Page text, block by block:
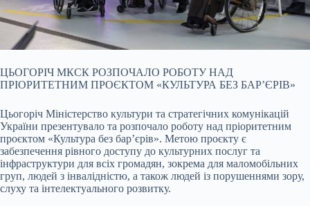
ЦЬОГОРІЧ МКСК РОЗПОЧАЛО РОБОТУ НАД
ПРІОРИТЕТНИМ ПРОЄКТОМ «КУЛЬТУРА БЕЗ БАР’ЄРІВ»
Цьогоріч Міністерство культури та стратегічних комунікацій
України презентувало та розпочало роботу над пріоритетним
проєктом «Культура без бар’єрів». Метою проєкту є
забезпечення рівного доступу до культурних послуг та
інфраструктури для всіх громадян, зокрема для маломобільних
груп, людей з інвалідністю, а також людей із порушеннями зору,
слуху та інтелектуального розвитку.